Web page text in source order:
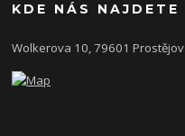
KDE NÁS NAJDETE
Wolkerova 10, 79601 Prostějov